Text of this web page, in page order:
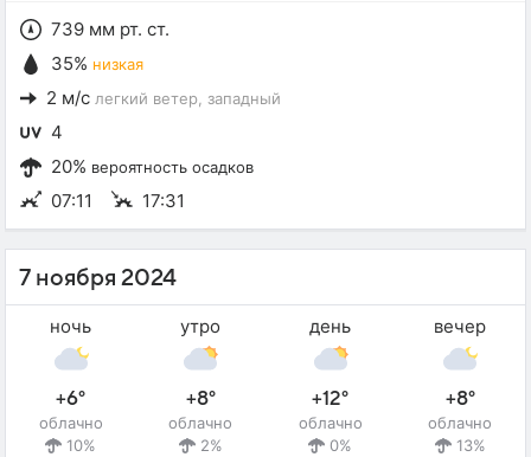
739 мм рт. ст.
35% низкая
2 м/с легкий ветер , западный
4
20% вероятность осадков
07:11 17:31
7 ноября 2024
ночь
+6°
облачно
10%
утро
+8°
облачно
2%
день
+12°
облачно
0%
вечер
+8°
облачно
13%